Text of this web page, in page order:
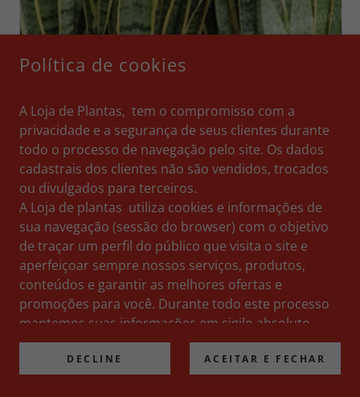
Espada de São Jorge
R$ 18,00 R$ 8,00
Sale
Política de cookies
A Loja de Plantas, tem o compromisso com a
privacidade e a segurança de seus clientes durante
todo o processo de navegação pelo site. Os dados
cadastrais dos clientes não são vendidos, trocados
ou divulgados para terceiros.
A Loja de plantas utiliza cookies e informações de
sua navegação (sessão do browser) com o objetivo
de traçar um perfil do público que visita o site e
aperfeiçoar sempre nossos serviços, produtos,
conteúdos e garantir as melhores ofertas e
promoções para você. Durante todo este processo
mantemos suas informações em sigilo absoluto.
Vale lembrar que seus dados são registrados pela
Loja de plantas, de forma automatizada,
DECLINE ACEITAR E FECHAR